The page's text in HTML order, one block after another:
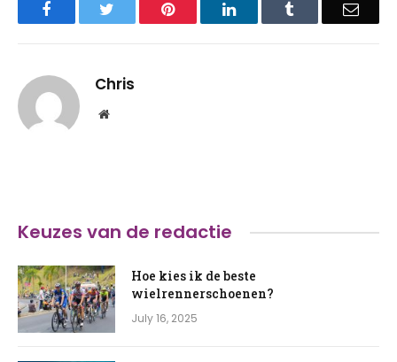
Facebook Pinterest LinkedIn Email
Chris
Website
Keuzes van de redactie
Hoe kies ik de beste
wielrennerschoenen?
July 16, 2025